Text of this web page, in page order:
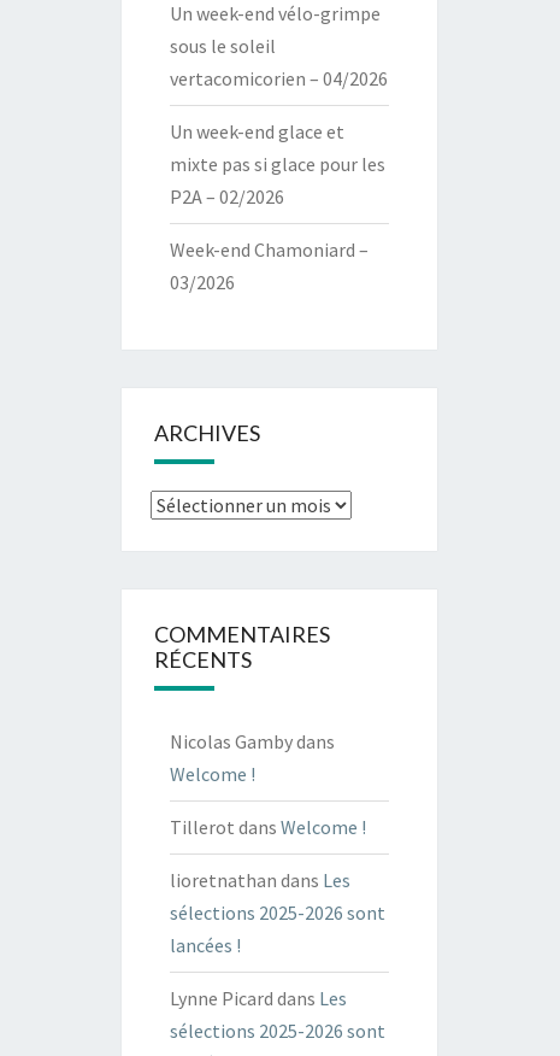
Un week-end vélo-grimpe
sous le soleil
vertacomicorien – 04/2026
Un week-end glace et
mixte pas si glace pour les
P2A – 02/2026
Week-end Chamoniard –
03/2026
ARCHIVES
Archives
COMMENTAIRES
RÉCENTS
Nicolas Gambydans
Welcome !
Tillerot dans Welcome !
lioretnathan dans Les
sélections 2025-2026 sont
lancées !
Lynne Picard dans Les
sélections 2025-2026 sont